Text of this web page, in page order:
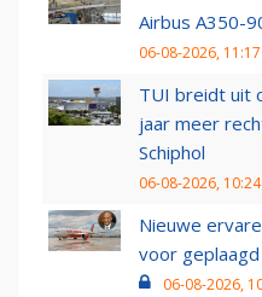
Airbus A350-
06-08-2026, 11:17
TUI breidt uit
jaar meer
Schiphol
06-08-2026, 10:24
Nieuwe
voor geplaagd
06-08-2026,